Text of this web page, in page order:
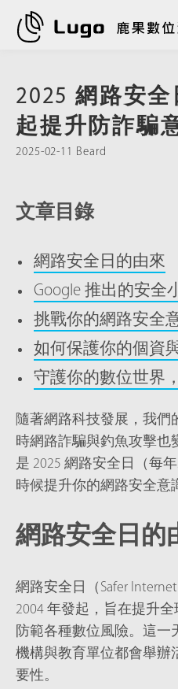
2025 網路安
起提升防詐騙
2025-02-11 Beard
文章目錄
網路安全日的由來
Google 推出的安全
挑戰你的網路安全
如何保護你的個資
守護你的數位世界
隨著網路科技發展，我們
時網路詐騙與釣魚攻擊也
是 2025 網路安全日（每
時候提升你的網路安全意
網路安全日的
網路安全日（Safer
2004 年發起，旨在提升
防範各種數位風險。這
機構與教育單位都會舉辦
要性。